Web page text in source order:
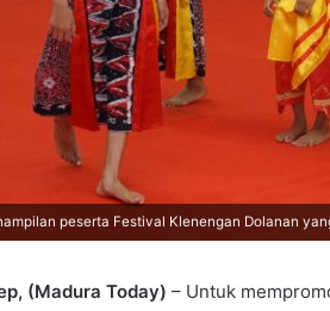
peserta Festival Klenengan Dolanan
(Madura Today) – Untuk